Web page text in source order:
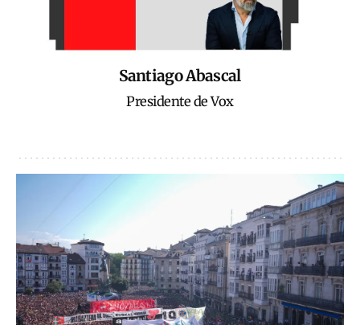
Santiago Abascal
Presidente de Vox